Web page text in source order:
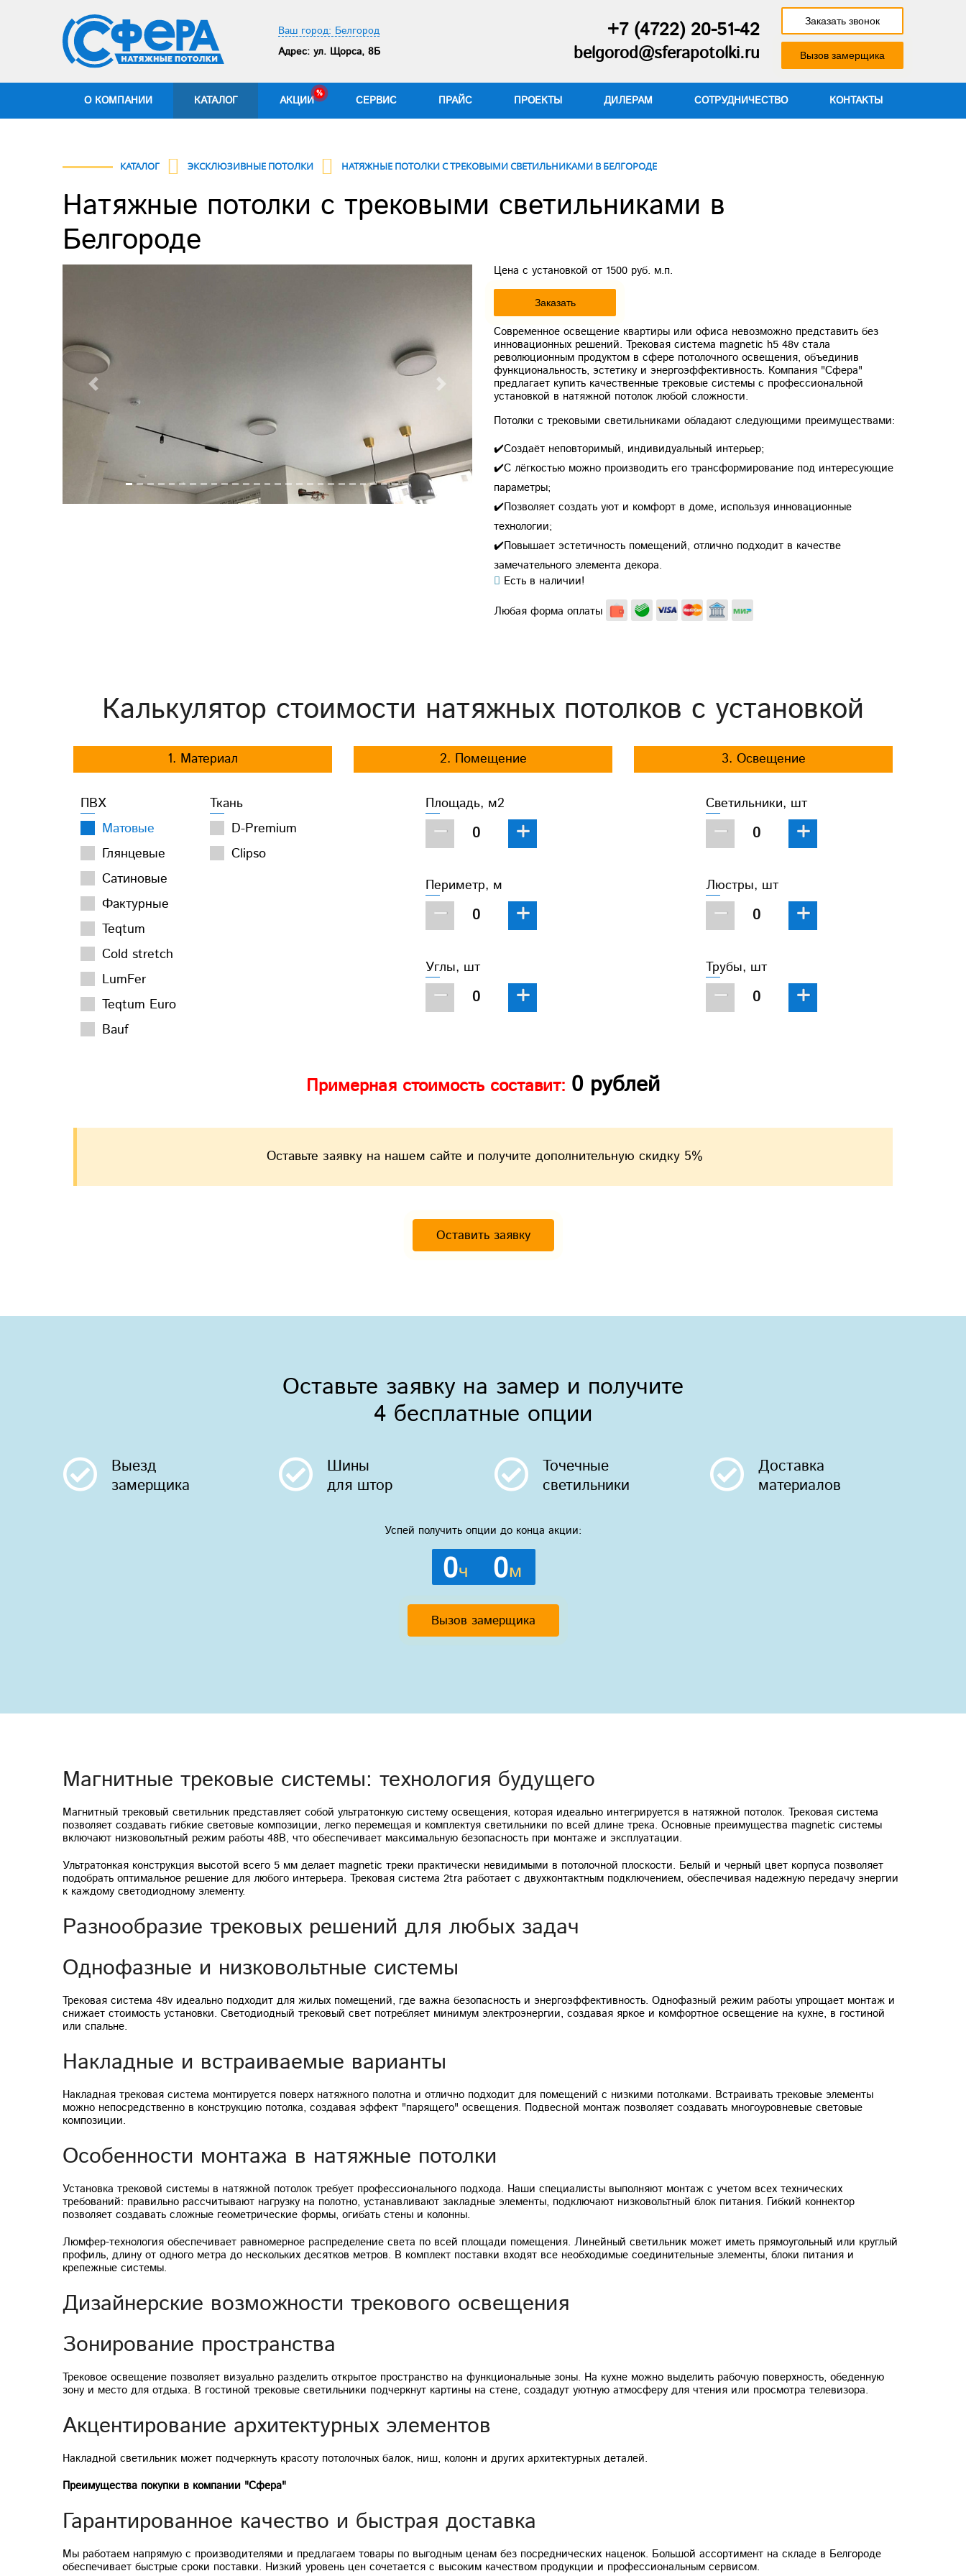
Ваш город: Белгород
Адрес: ул. Щорса, 8Б
+7 (4722) 20-51-42
belgorod@sferapotolki.ru
Заказать звонок
Вызов замерщика
О КОМПАНИИ КАТАЛОГ АКЦИИ СЕРВИС ПРАЙС ПРОЕКТЫ ДИЛЕРАМ СОТРУДНИЧЕСТВО КОНТАКТЫ
КАТАЛОГ ЭКСКЛЮЗИВНЫЕ ПОТОЛКИ НАТЯЖНЫЕ ПОТОЛКИ С ТРЕКОВЫМИ СВЕТИЛЬНИКАМИ В БЕЛГОРОДЕ
Натяжные потолки с трековыми светильниками в
Белгороде
Previous Next
Цена с установкой от 1500 руб. м.п.
Заказать
Современное освещение квартиры или офиса невозможно представить без
инновационных решений. Трековая система magnetic h5 48v стала
революционным продуктом в сфере потолочного освещения, объединив
функциональность, эстетику и энергоэффективность. Компания "Сфера"
предлагает купить качественные трековые системы с профессиональной
установкой в натяжной потолок любой сложности.
Потолки с трековыми светильниками обладают следующими преимуществами:
✔️Создаёт неповторимый, индивидуальный интерьер;
✔️С лёгкостью можно производить его трансформирование под интересующие
параметры;
✔️Позволяет создать уют и комфорт в доме, используя инновационные
технологии;
✔️Повышает эстетичность помещений, отлично подходит в качестве
замечательного элемента декора.
Есть в наличии!
Любая форма оплаты
Калькулятор стоимости натяжных потолков с установкой
1. Материал
ПВХ
Матовые
Глянцевые
Сатиновые
Фактурные
Teqtum
Cold stretch
LumFer
Teqtum Euro
Bauf
Ткань
D-Premium
Clipso
2. Помещение
Площадь, м2
− +
Периметр, м
− +
Углы, шт
− +
3. Освещение
Светильники, шт
− +
Люстры, шт
− +
Трубы, шт
− +
Примерная стоимость составит: 0рублей
Оставьте заявку на нашем сайте и получите дополнительную скидку 5%
Оставить заявку
Оставьте заявку на замер и получите
4 бесплатные опции
Выезд
замерщика
Шины
для штор
Точечные
светильники
Доставка
материалов
Успей получить опции до конца акции:
0ч 0м
Вызов замерщика
Магнитные трековые системы: технология будущего
Магнитный трековый светильник представляет собой ультратонкую систему освещения, которая идеально интегрируется в натяжной потолок. Трековая система
позволяет создавать гибкие световые композиции, легко перемещая и комплектуя светильники по всей длине трека. Основные преимущества magnetic системы
включают низковольтный режим работы 48В, что обеспечивает максимальную безопасность при монтаже и эксплуатации.
Ультратонкая конструкция высотой всего 5 мм делает magnetic треки практически невидимыми в потолочной плоскости. Белый и черный цвет корпуса позволяет
подобрать оптимальное решение для любого интерьера. Трековая система 2tra работает с двухконтактным подключением, обеспечивая надежную передачу энергии
к каждому светодиодному элементу.
Разнообразие трековых решений для любых задач
Однофазные и низковольтные системы
Трековая система 48v идеально подходит для жилых помещений, где важна безопасность и энергоэффективность. Однофазный режим работы упрощает монтаж и
снижает стоимость установки. Светодиодный трековый свет потребляет минимум электроэнергии, создавая яркое и комфортное освещение на кухне, в гостиной
или спальне.
Накладные и встраиваемые варианты
Накладная трековая система монтируется поверх натяжного полотна и отлично подходит для помещений с низкими потолками. Встраивать трековые элементы
можно непосредственно в конструкцию потолка, создавая эффект "парящего" освещения. Подвесной монтаж позволяет создавать многоуровневые световые
композиции.
Особенности монтажа в натяжные потолки
Установка трековой системы в натяжной потолок требует профессионального подхода. Наши специалисты выполняют монтаж с учетом всех технических
требований: правильно рассчитывают нагрузку на полотно, устанавливают закладные элементы, подключают низковольтный блок питания. Гибкий коннектор
позволяет создавать сложные геометрические формы, огибать стены и колонны.
Люмфер-технология обеспечивает равномерное распределение света по всей площади помещения. Линейный светильник может иметь прямоугольный или круглый
профиль, длину от одного метра до нескольких десятков метров. В комплект поставки входят все необходимые соединительные элементы, блоки питания и
крепежные системы.
Дизайнерские возможности трекового освещения
Зонирование пространства
Трековое освещение позволяет визуально разделить открытое пространство на функциональные зоны. На кухне можно выделить рабочую поверхность, обеденную
зону и место для отдыха. В гостиной трековые светильники подчеркнут картины на стене, создадут уютную атмосферу для чтения или просмотра телевизора.
Акцентирование архитектурных элементов
Накладной светильник может подчеркнуть красоту потолочных балок, ниш, колонн и других архитектурных деталей.
Преимущества покупки в компании "Сфера"
Гарантированное качество и быстрая доставка
Мы работаем напрямую с производителями и предлагаем товары по выгодным ценам без посреднических наценок. Большой ассортимент на складе в Белгороде
обеспечивает быстрые сроки поставки. Низкий уровень цен сочетается с высоким качеством продукции и профессиональным сервисом.